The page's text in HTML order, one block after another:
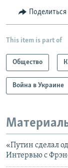
Поделиться
This item is part of
Общество
Война в Украине
«Путин сделал
Интервью с